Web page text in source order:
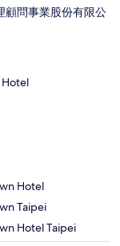
顧問事業股份有限公
Hotel
Taipei
Hotel Taipei